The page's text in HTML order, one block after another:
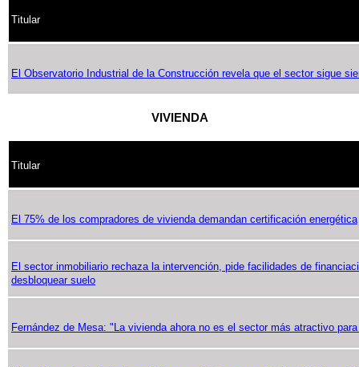
Titular
El Observatorio Industrial de la Construcción revela que el sector sigue
VIVIENDA
Titular
El 75% de los compradores de vivienda demandan certificación energética
El sector inmobiliario rechaza la intervención, pide facilidades de
desbloquear suelo
Fernández de Mesa: "La vivienda ahora no es el sector más atractivo